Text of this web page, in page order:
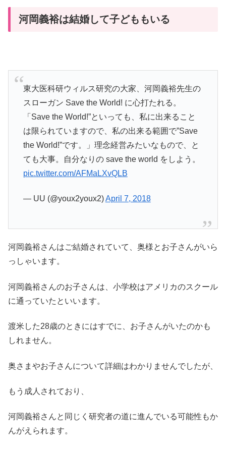
河岡義裕は結婚して子どももいる
東大医科研ウィルス研究の大家、河岡義裕先生の
スローガン Save the World! に心打たれる。
「Save the World!”といっても、私に出来ること
は限られていますので、私の出来る範囲で”Save
the World!”です。」理念経営みたいなもので、と
ても大事。自分なりの save the world をしよう。
pic.twitter.com/AFMaLXvQLB
— UU (@youx2youx2)April 7, 2018
河岡義裕さんはご結婚されていて、奥様とお子さんがいら
っしゃいます。
河岡義裕さんのお子さんは、小学校はアメリカのスクール
に通っていたといいます。
渡米した28歳のときにはすでに、お子さんがいたのかも
しれません。
奥さまやお子さんについて詳細はわかりませんでしたが、
もう成人されており、
河岡義裕さんと同じく研究者の道に進んでいる可能性もか
んがえられます。